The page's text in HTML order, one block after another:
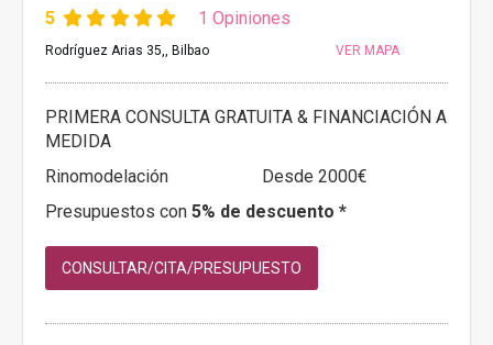
5 1 Opiniones
Rodríguez Arias 35,, Bilbao VER MAPA
PRIMERA CONSULTA GRATUITA & FINANCIACIÓN A
MEDIDA
Rinomodelación
Desde 2000€
Presupuestos con 5% de descuento *
CONSULTAR/CITA/PRESUPUESTO